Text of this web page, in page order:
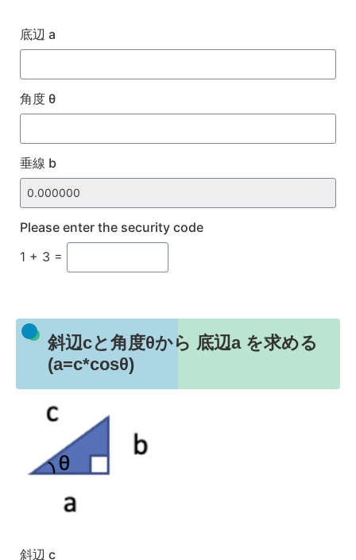
底辺 a
角度 θ
垂線 b
Please enter the security code
1 + 3 =
斜辺cと角度θから 底辺a を求める
(a=c*cosθ)
斜辺 c